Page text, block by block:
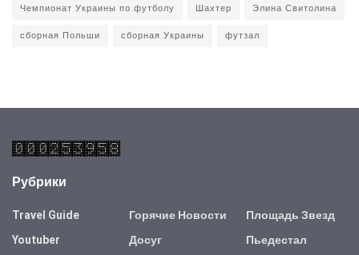
Чемпионат Украины по футболу
Шахтер
Элина Свитолина
сборная Польши
сборная Украины футзал
Рубрики
Travel Guide
Youtuber
Горячие Новости
Досуг
Площадь Звезд
Пьедестал